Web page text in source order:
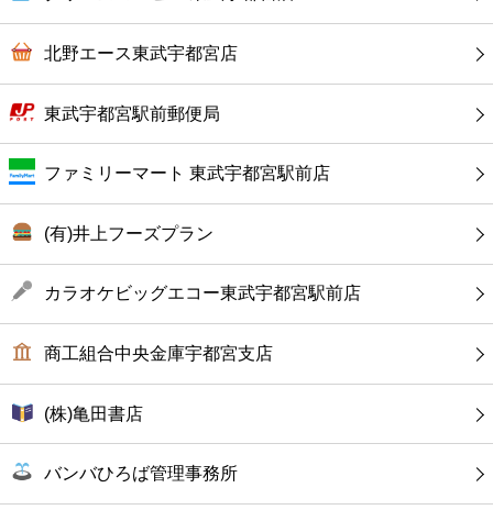
銀行
ホテル
北野エース東武宇都宮店
東武宇都宮駅前郵便局
ファミリーマート 東武宇都宮駅前店
(有)井上フーズプラン
カラオケビッグエコー東武宇都宮駅前店
商工組合中央金庫宇都宮支店
(株)亀田書店
バンバひろば管理事務所